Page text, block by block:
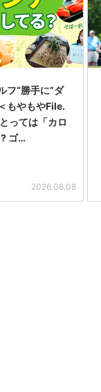
フ“勝手に”ダ
もやもやFile.
っては「カロ
ゴ…
2026.08.08